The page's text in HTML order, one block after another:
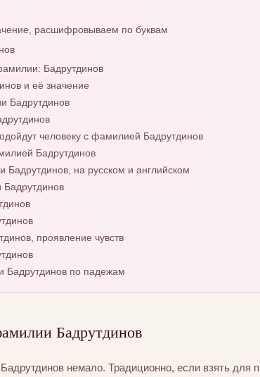
расшифровываем по буквам
Бадрутдинов
и её значение
Бадрутдинов
человеку с фамилией Бадрутдинов
Бадрутдинов
на русском и английском
проявление чувств
Бадрутдинов по падежам
Бадрутдинов
немало. Традиционно, если взять для